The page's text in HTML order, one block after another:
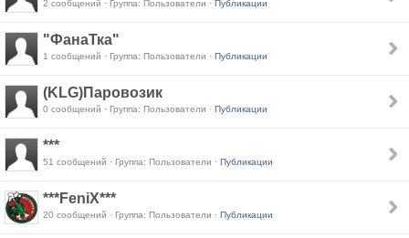
2 сообщений · Группа: Пользователи · Публикации
"ФанаТка"
1 сообщений · Группа: Пользователи · Публикации
(KLG)Паровозик
0 сообщений · Группа: Пользователи · Публикации
***
51 сообщений · Группа: Пользователи · Публикации
***FeniX***
20 сообщений · Группа: Пользователи · Публикации